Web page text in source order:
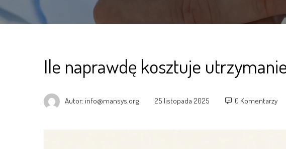
Ile naprawdę kosztuje
Autor: info@mansys.org 25 listopada 2025 0 Komentarzy